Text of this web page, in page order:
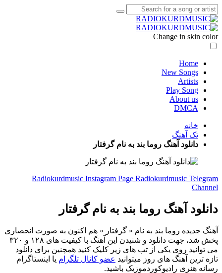
Change in skin color
Home
New Songs
Artists
Play Song
About us
DMCA
خانه
تک آهنگ
دانلود آهنگ روما بند به نام گرفتار
Radiokurdmusic Instagram Page Radiokurdmusic Telegram
Channel
دانلود آهنگ روما بند به نام گرفتار
آهنگ جدیده روما بند به نام « گرفتار » هم اکنون به صورت انحصاری
پخش شد، جهت دانلود و شنیدن این آهنگ با کیفیت های ۱۲۸ و ۳۲۰
می توانید روی یکی از تب های زیر کلیک کنید همچنین برای دانلود
تازه ترین آهنگ های روز میتوانید عضو کانال تلگرام یا اینستاگرام
رسانه هنری رادیوکوردموزیک باشید.